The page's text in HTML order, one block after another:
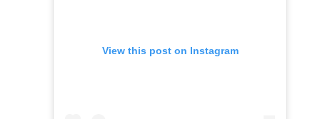
View this post on Instagram